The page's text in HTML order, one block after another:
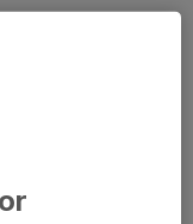
du på att